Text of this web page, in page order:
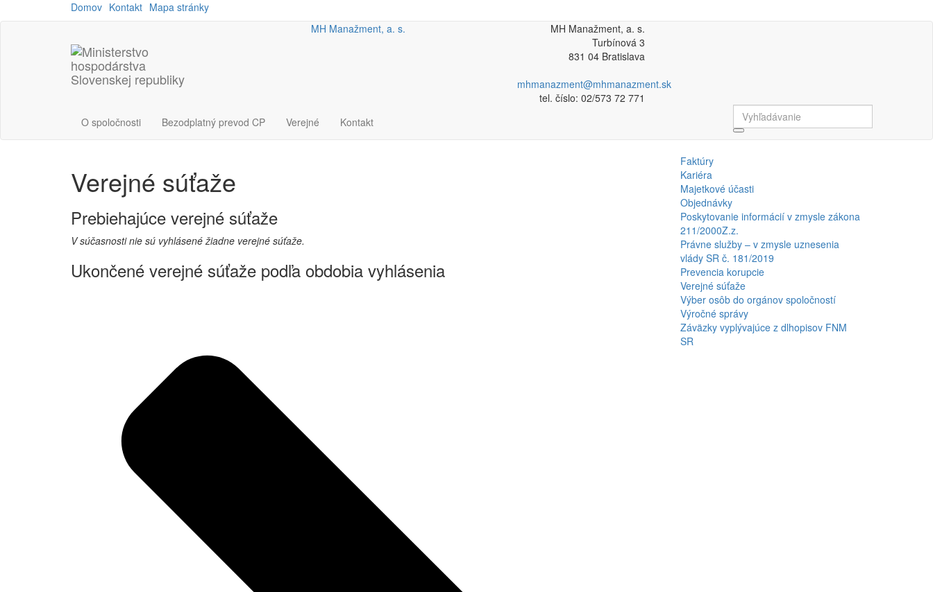
Domov Kontakt Mapa stránky
MH Manažment, a. s.
MH Manažment, a. s.
Turbínová 3
831 04 Bratislava
mhmanazment@mhmanazment.sk
tel. číslo: 02/573 72 771
O spoločnosti
Bezodplatný prevod CP Verejné Kontakt
Fulltextové
vyhľadávanie
Verejné súťaže
Prebiehajúce verejné súťaže
V súčasnosti nie sú vyhlásené žiadne verejné súťaže.
Ukončené verejné súťaže podľa obdobia vyhlásenia
Faktúry
Kariéra
Majetkové účasti
Objednávky
Poskytovanie informácií v zmysle zákona
211/2000Z.z.
Právne služby – v zmysle uznesenia
vlády SR č. 181/2019
Prevencia korupcie
Verejné súťaže
Výber osôb do orgánov spoločností
Výročné správy
Záväzky vyplývajúce z dlhopisov FNM
SR